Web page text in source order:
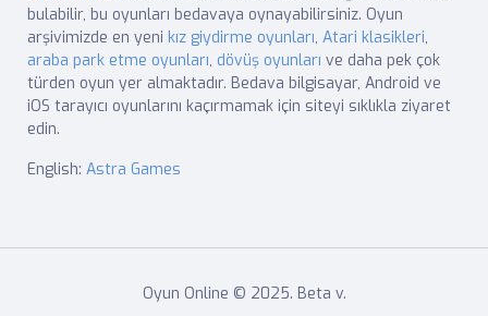
bulabilir, bu oyunları bedavaya oynayabilirsiniz. Oyun
arşivimizde en yeni kız giydirme oyunları, Atari klasikleri,
araba park etme oyunları, dövüş oyunları ve daha pek çok
türden oyun yer almaktadır. Bedava bilgisayar, Android ve
iOS tarayıcı oyunlarını kaçırmamak için siteyi sıklıkla ziyaret
edin.
English: Astra Games
Oyun Online © 2025. Beta v.